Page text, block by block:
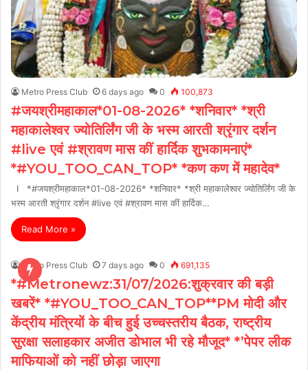
Metro Press Club 6 days ago 0 100,873
#जयश्रीमहाकाल*01-08-2026* *शनिवार* *श्री
महाकालेश्वर ज्योतिर्लिंग जी के भस्म आरती श्रृंगार दर्शन
#live एवं #श्रावण मास कीं हार्दिक शुभकामनाएं*
*#YOU_TOO_CAN_TOP* *कण कण में महादेव*
I *#जयश्रीमहाकाल*01-08-2026* *शनिवार* *श्री महाकालेश्वर ज्योतिर्लिंग जी के
भस्म आरती श्रृंगार दर्शन #live एवं #श्रावण मास कीं हार्दिक…
Read More »
Metro Press Club 7 days ago 0 691,135
*#Metronewz:31/07/2026:शुक्रवार की बड़ी
खबरें* *#YOU_TOO_CAN_TOP**PM मोदी और
केंद्रीय मंत्रियों के बीच हुई उच्चस्तरीय बैठक, राष्ट्रीय
सुरक्षा सलाहकार अजीत डोभाल भी रहे मौजूद* *’पेपर लीक
माफियाओं को नहीं छोड़ा जाएगा